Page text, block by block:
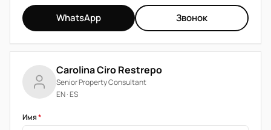
WhatsApp Звонок
Carolina Ciro Restrepo
Senior Property Consultant
EN · ES
Имя*